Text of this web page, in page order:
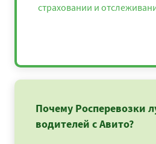
страховании и
Почему Росперевозки
водителей с Авито?